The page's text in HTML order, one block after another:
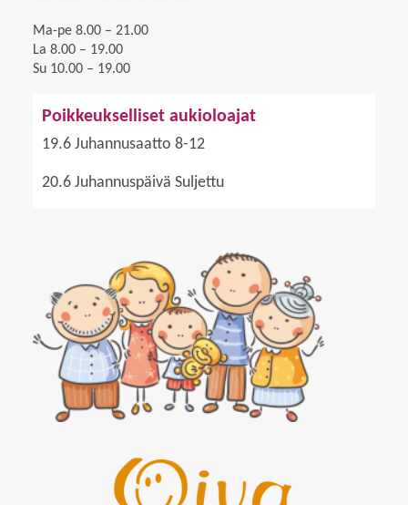
Ma-pe 8.00 – 21.00
La 8.00 – 19.00
Su 10.00 – 19.00
Poikkeukselliset aukioloajat
19.6 Juhannusaatto 8-12
20.6 Juhannuspäivä Suljettu